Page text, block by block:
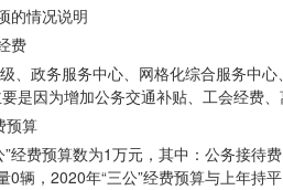
的情况说明
费
、政务服务中心、网格化综合服务中
是因为增加公务交通补贴、工会经费
预算
”经费预算数为1万元，其中：公务接
0辆，2020年“三公”经费预算与上年持